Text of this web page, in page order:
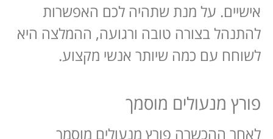
אישיים. על מנת שתהיה לכם האפשרות
להתנהל בצורה טובה ורגועה, ההמלצה היא
לשוחח עם כמה שיותר אנשי מקצוע.
פורץ מנעולים מוסמך
לאחר ההכשרה פורץ מנעולים מוסמך